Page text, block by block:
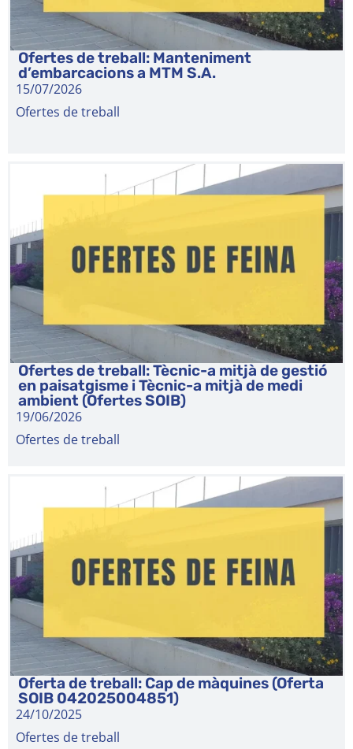
Ofertes de treball: Manteniment
d’embarcacions a MTM S.A.
15/07/2026
Ofertes de treball
Ofertes de treball: Tècnic-a mitjà de gestió
en paisatgisme i Tècnic-a mitjà de medi
ambient (Ofertes SOIB)
19/06/2026
Ofertes de treball
Oferta de treball: Cap de màquines (Oferta
SOIB 042025004851)
24/10/2025
Ofertes de treball